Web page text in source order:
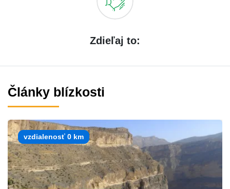
Zdieľaj to:
Články blízkosti
vzdialenosť 0 km